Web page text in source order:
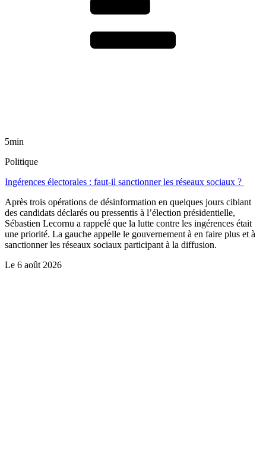
5min
Politique
Ingérences électorales : faut-il sanctionner les réseaux sociaux ?
Après trois opérations de désinformation en quelques jours ciblant
des candidats déclarés ou pressentis à l’élection présidentielle,
Sébastien Lecornu a rappelé que la lutte contre les ingérences était
une priorité. La gauche appelle le gouvernement à en faire plus et à
sanctionner les réseaux sociaux participant à la diffusion.
Le 6 août 2026